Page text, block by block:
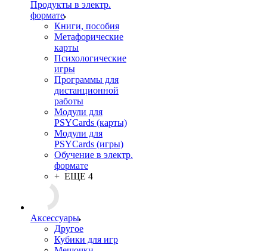
сказкотерапия,
песочная терапия
+ ЕЩЕ 1
Продукты в электр.
формате
Книги, пособия
Метафорические
карты
Психологические
игры
Программы для
дистанционной
работы
Модули для
PSYCards (карты)
Модули для
Обучение в электр.
формате
+ ЕЩЕ 4